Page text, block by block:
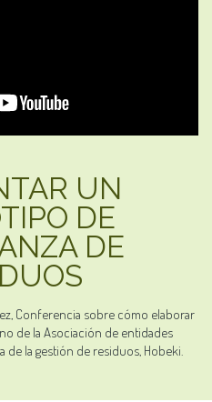
UN
DE
DE
Conferencia sobre cómo elaborar
de la Asociación de entidades
de la gestión de residuos, Hobeki.